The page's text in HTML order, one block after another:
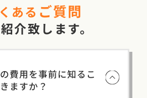
ある ご質問
介致します。
費用を事前に知るこ
ますか？